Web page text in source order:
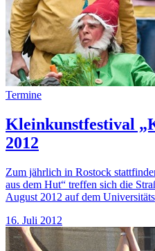
Termine
Kleinkunstfestival
2012
Zum jährlich in Rostock
aus dem Hut“ treffen sich die
August 2012 auf dem
16. Juli 2012